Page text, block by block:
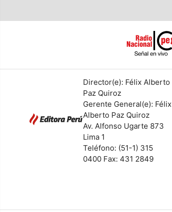
Director(e): Félix Alberto
Paz Quiroz
Gerente General(e): Félix
Alberto Paz Quiroz
Av. Alfonso Ugarte 873
Lima 1
Teléfono: (51-1) 315
0400 Fax: 431 2849